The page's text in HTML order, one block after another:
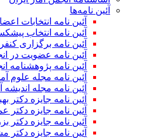
آئین نامه‌ها
آئین نامه انتخابات
آئین نامه انتخاب
آئین نامه برگزاری
آئین نامه عضویت در
آئین نامه پژوهشنامه
آئین نامه مجله علوم
آئین نامه مجله اندیشه
آئین‌ نامه جایزه دکتر
آئین نامه جایزه دکتر
آئین نامه جایزه دکتر
آئین نامه جایزه دکتر